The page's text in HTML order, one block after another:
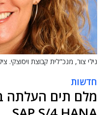
נילי צור, מנכ"לית קבוצת ויסוצקי.
חדשות
מלם תים העלתה